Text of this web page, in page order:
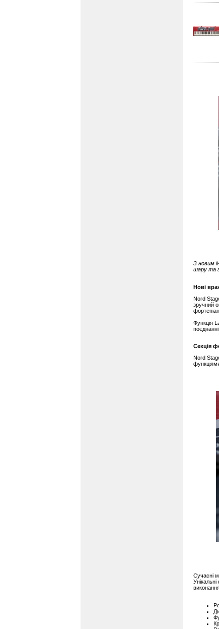
З новим
шару та
Нові
Nord
зручний
Функція
Секція
Nord
Сучасні